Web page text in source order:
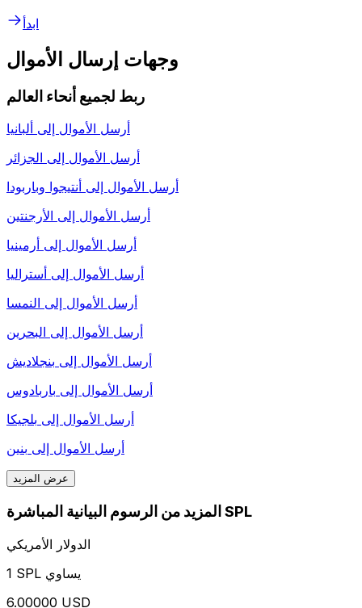
ابدأ
وجهات إرسال الأموال
ربط لجميع أنحاء العالم
أرسل الأموال إلى ألبانيا
أرسل الأموال إلى الجزائر
أرسل الأموال إلى أنتيجوا وباربودا
أرسل الأموال إلى الأرجنتين
أرسل الأموال إلى أرمينيا
أرسل الأموال إلى أستراليا
أرسل الأموال إلى النمسا
أرسل الأموال إلى البحرين
أرسل الأموال إلى بنجلاديش
أرسل الأموال إلى باربادوس
أرسل الأموال إلى بلجيكا
أرسل الأموال إلى بنين
عرض المزيد
المزيد من الرسوم البيانية المباشرة SPL
الدولار الأمريكي
1 SPL يساوي
6.00000 USD